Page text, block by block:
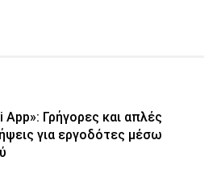
App»: Γρήγορες και απλές
για εργοδότες μέσω